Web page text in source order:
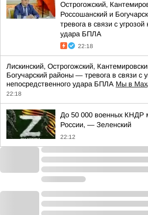
Острогожский,
Россошанский и
тревога в связи с
удара БПЛА
22:18
Лискинский, Острогожский,
Богучарский районы — тревога в связи с
непосредственного удара БПЛА Мы в Мах
22:18
До 50 000 военных КНДР
России, — Зеленский
22:12